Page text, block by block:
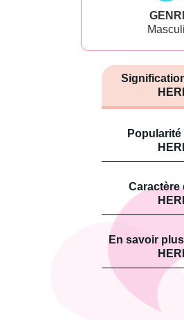
Caractère
En savoir